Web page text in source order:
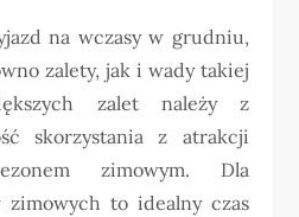
na wczasy w grudniu,
zalety, jak i wady takiej
zalet należy z
skorzystania z atrakcji
zimowym. Dla
zimowych to idealny czas